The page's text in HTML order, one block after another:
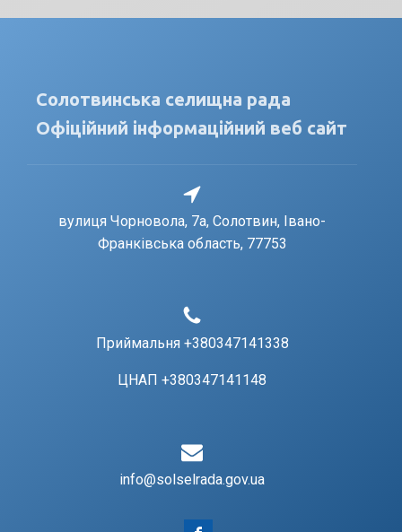
Солотвинська селищна рада
Офіційний інформаційний веб сайт
вулиця Чорновола, 7a, Солотвин, Івано-
Франківська область, 77753
Приймальня +380347141338
ЦНАП +380347141148
info@solselrada.gov.ua